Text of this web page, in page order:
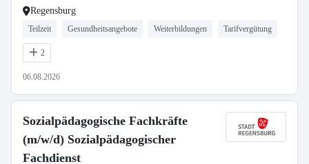
Regensburg
Teilzeit Gesundheitsangebote Weiterbildungen Tarifvergütung
2
06.08.2026
Sozialpädagogische Fachkräfte
(m/w/d) Sozialpädagogischer
Fachdienst